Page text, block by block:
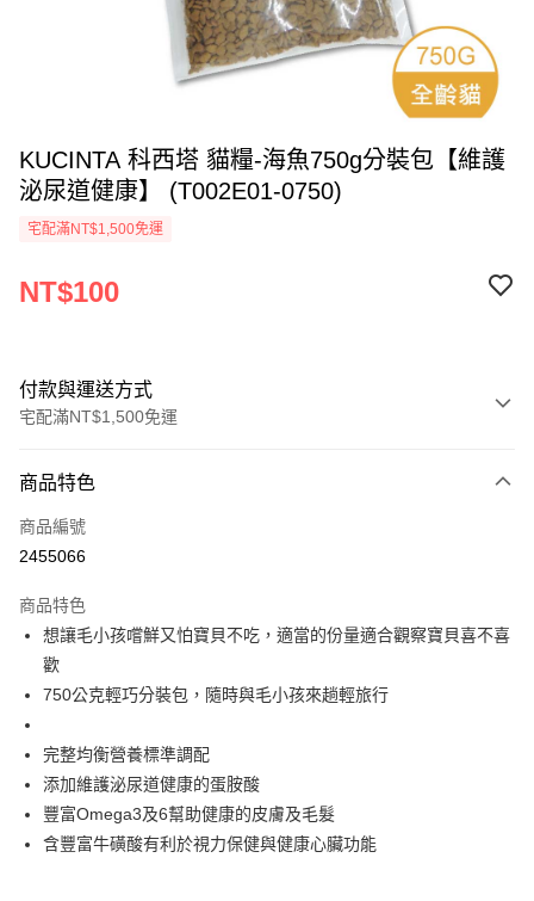
KUCINTA 科西塔 貓糧-海魚750g分裝包【維護
泌尿道健康】 (T002E01-0750)
宅配滿NT$1,500免運
NT$100
付款與運送方式
宅配滿NT$1,500免運
信用卡一次付款
LINE Pay
悠遊付
AFTEE先享後付
相關說明
【關於「AFTEE先享後付」】
AFTEE先享後付是「在收到商品之後才付款」的支付方式。 讓您購物簡單
便利好安心！
１．簡單：不需註冊會員、不需綁卡、不需儲值。
２．便利：只要手機號碼，簡訊認證，即可結帳。
３．安心：先確認商品／服務後，再付款。
ATM付款
運送方式
宅配
商品特色
商品編號
2455066
商品特色
想讓毛小孩嚐鮮又怕寶貝不吃，適當的份量適合觀察寶貝喜不喜
歡
750公克輕巧分裝包，隨時與毛小孩來趟輕旅行
完整均衡營養標準調配
添加維護泌尿道健康的蛋胺酸
豐富Omega3及6幫助健康的皮膚及毛髮
含豐富牛磺酸有利於視力保健與健康心臟功能